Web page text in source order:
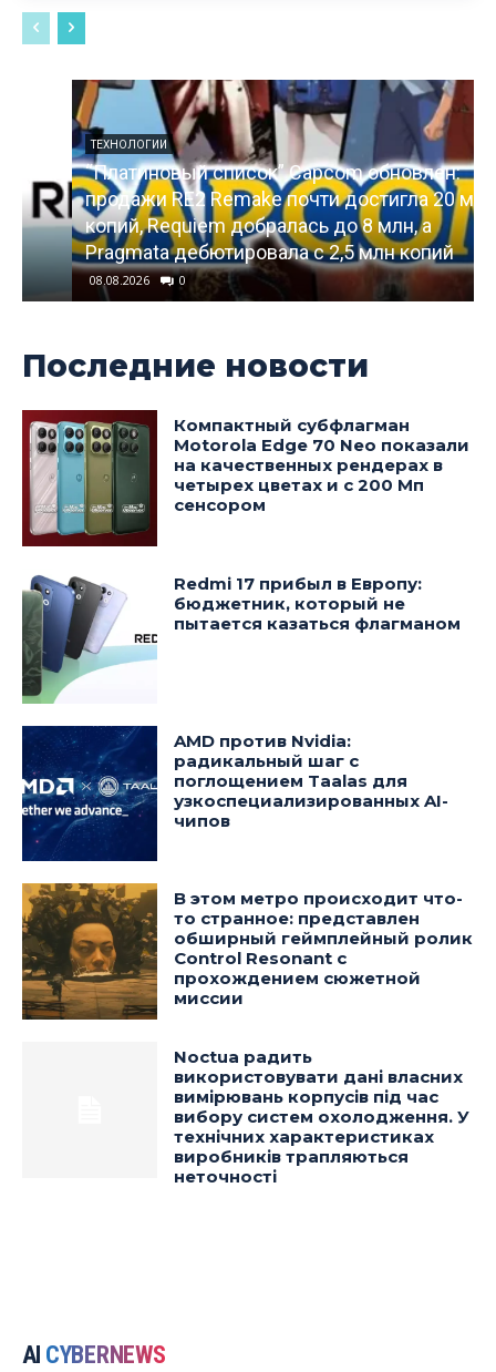
ТЕХНОЛОГИИ
“Платиновый список” Capcom обновлен:
продажи RE2 Remake почти достигла 20 млн
копий, Requiem добралась до 8 млн, а
Pragmata дебютировала с 2,5 млн копий
08.08.2026 0
Последние новости
Компактный субфлагман
Motorola Edge 70 Neo показали
на качественных рендерах в
четырех цветах и с 200 Мп
сенсором
Redmi 17 прибыл в Европу:
бюджетник, который не
пытается казаться флагманом
AMD против Nvidia:
радикальный шаг с
поглощением Taalas для
узкоспециализированных AI-
чипов
В этом метро происходит что-
то странное: представлен
обширный геймплейный ролик
Control Resonant с
прохождением сюжетной
миссии
Noctua радить
використовувати дані власних
вимірювань корпусів під час
вибору систем охолодження. У
технічних характеристиках
виробників трапляються
неточності
AI CYBERNEWS